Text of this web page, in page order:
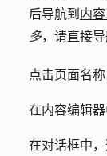
后导航到 内容
多，请直接导
点击页面名称
在内容编辑
在对话框中